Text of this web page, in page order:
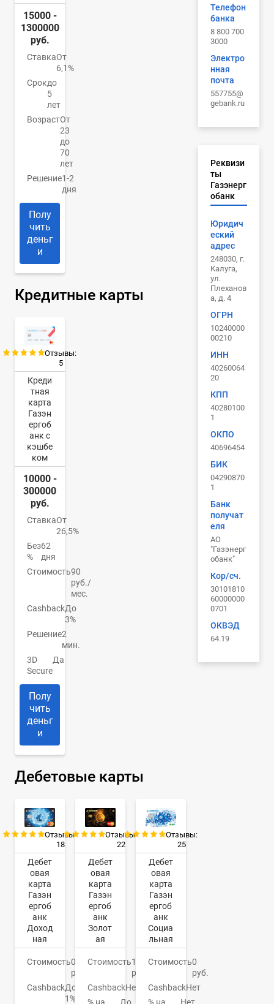
15000 -
1300000
руб.
СтавкаОт
6,1%
Срокдо
5
лет
ВозрастОт
23
до
70
лет
Решение1-2
дня
Полу
чить
деньг
и
Кредитные карты
Отзывы:
5
Креди
тная
карта
Газэн
ергоб
анк с
кэшбе
ком
10000 -
300000
руб.
СтавкаОт
26,5%
Без
%
62
дня
Стоимость90
руб./
мес.
CashbackДо
3%
Решение2
мин.
3D
Secure
Да
Полу
чить
деньг
и
Дебетовые карты
Отзывы:
18
Дебет
овая
карта
Газэн
ергоб
анк
Доход
ная
Стоимость0
руб.
CashbackДо
1%
Отзывы:
22
Дебет
овая
карта
Газэн
ергоб
анк
Золот
ая
Стоимость100
руб.
CashbackНет
% на
До
Отзывы:
25
Дебет
овая
карта
Газэн
ергоб
анк
Социа
льная
Стоимость0
руб.
CashbackНет
% на
Нет
Телефон
банка
8 800 700
3000
Электро
нная
почта
557755@
gebank.ru
Реквизи
ты
Газэнерг
обанк
Юридич
еский
адрес
248030, г.
Калуга,
ул.
Плеханов
а, д. 4
ОГРН
10240000
00210
ИНН
40260064
20
КПП
40280100
1
ОКПО
40696454
БИК
04290870
1
Банк
получат
еля
АО
"Газэнерг
обанк"
Кор/сч.
30101810
60000000
0701
ОКВЭД
64.19